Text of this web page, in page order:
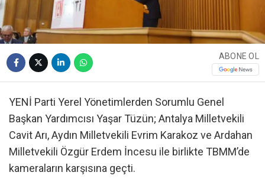
ABONE OL
YENİ Parti Yerel Yönetimlerden Sorumlu Genel
Başkan Yardımcısı Yaşar Tüzün; Antalya Milletvekili
Cavit Arı, Aydın Milletvekili Evrim Karakoz ve Ardahan
Milletvekili Özgür Erdem İncesu ile birlikte TBMM’de
kameraların karşısına geçti.